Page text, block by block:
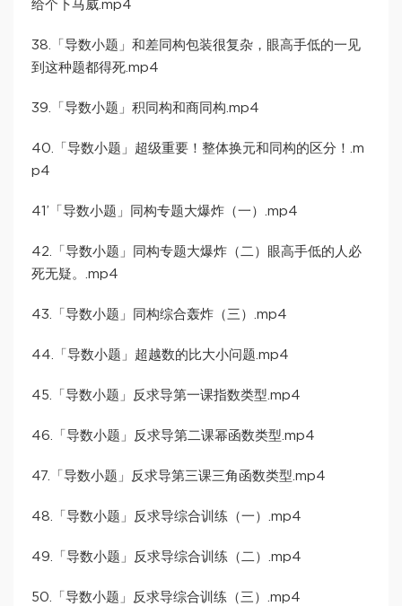
给个下马威.mp4
38.「导数小题」和差同构包装很复杂，眼高手低的一见
到这种题都得死.mp4
39.「导数小题」积同构和商同构.mp4
40.「导数小题」超级重要！整体换元和同构的区分！.m
p4
41’「导数小题」同构专题大爆炸（一）.mp4
42.「导数小题」同构专题大爆炸（二）眼高手低的人必
死无疑。.mp4
43.「导数小题」同构综合轰炸（三）.mp4
44.「导数小题」超越数的比大小问题.mp4
45.「导数小题」反求导第一课指数类型.mp4
46.「导数小题」反求导第二课幂函数类型.mp4
47.「导数小题」反求导第三课三角函数类型.mp4
48.「导数小题」反求导综合训练（一）.mp4
49.「导数小题」反求导综合训练（二）.mp4
50.「导数小题」反求导综合训练（三）.mp4